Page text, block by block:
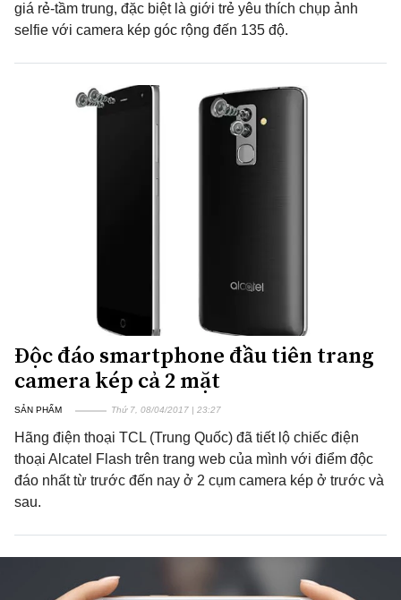
giá rẻ-tầm trung, đặc biệt là giới trẻ yêu thích chụp ảnh
selfie với camera kép góc rộng đến 135 độ.
Độc đáo smartphone đầu tiên trang
camera kép cả 2 mặt
SẢN PHẨM Thứ 7, 08/04/2017 | 23:27
Hãng điện thoại TCL (Trung Quốc) đã tiết lộ chiếc điện
thoại Alcatel Flash trên trang web của mình với điểm độc
đáo nhất từ trước đến nay ở 2 cụm camera kép ở trước và
sau.